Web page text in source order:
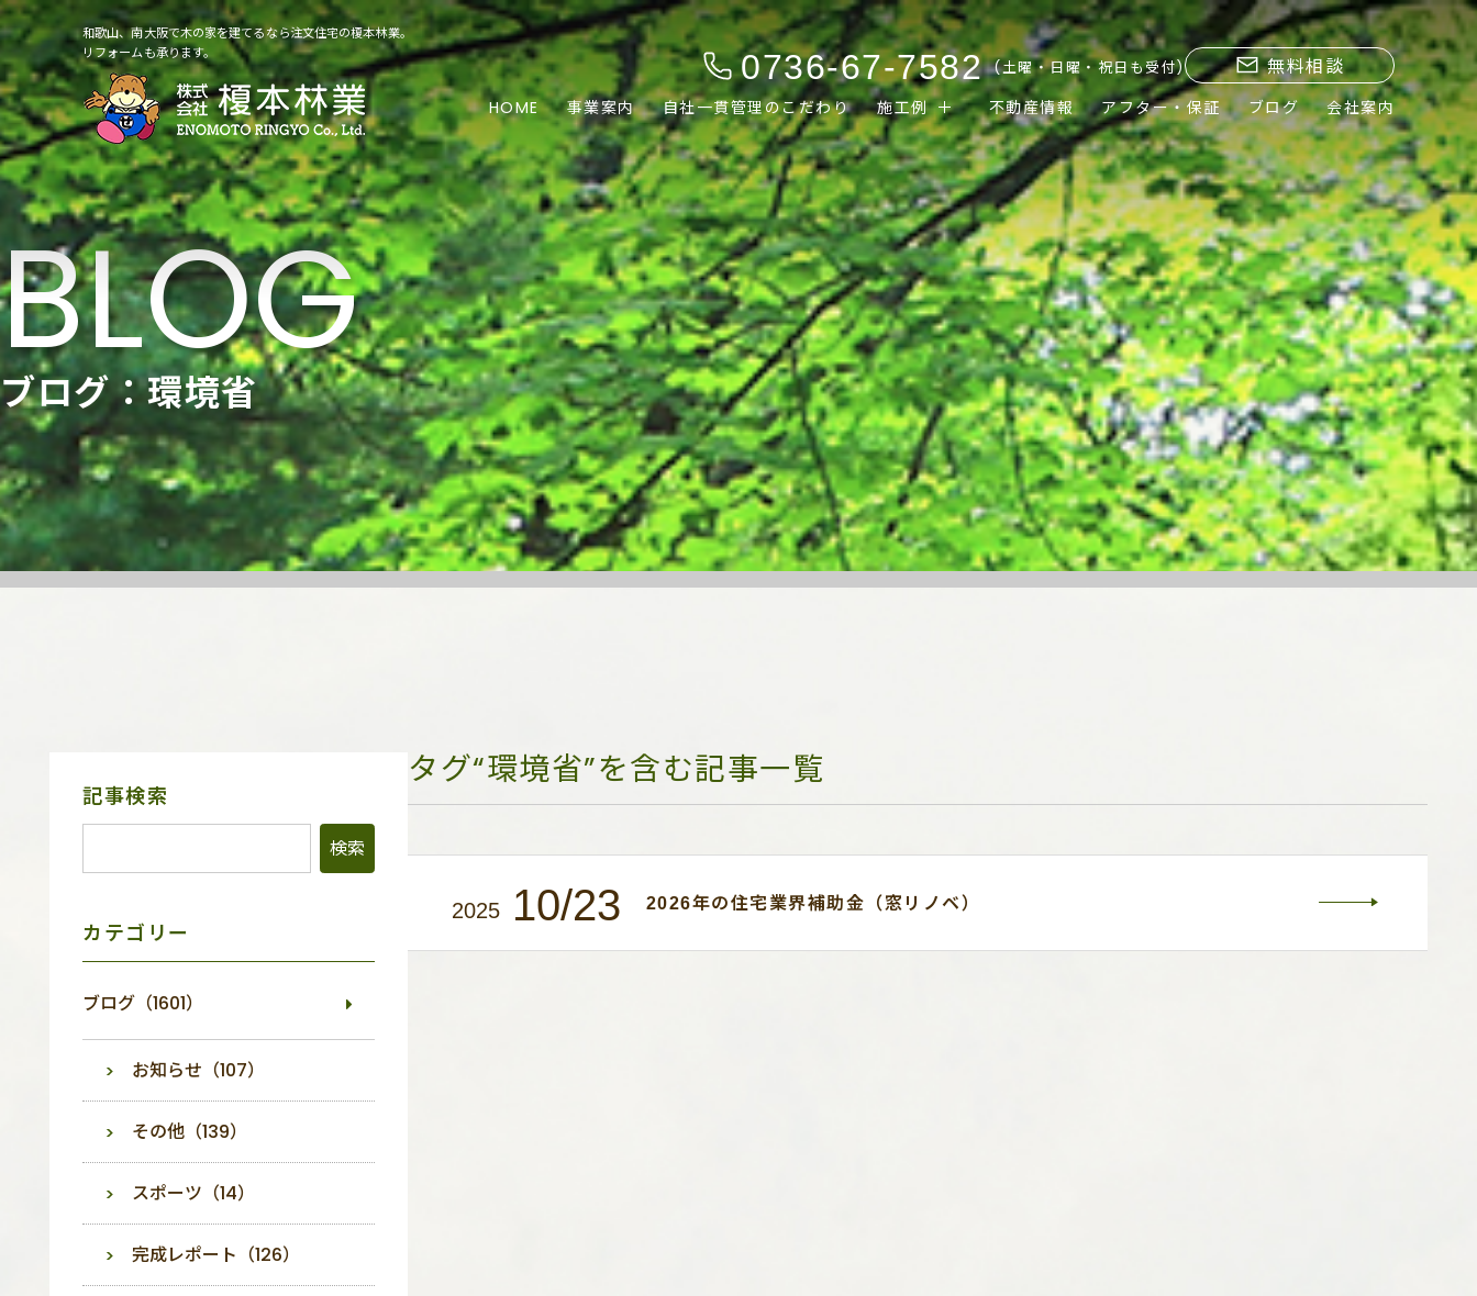
和歌山、南大阪で木の家を建てるなら注文住宅の榎本林業。
リフォームも承ります。
0736-67-7582 (土曜・日曜・祝日も受付) 無料相談
HOME 事業案内 自社一貫管理のこだわり 施工例 不動産情報 アフター・保証 ブログ 会社案内
ブログ：環境省
タグ“環境省”を含む記事一覧
2025 10/23 2026年の住宅業界補助金（窓リノベ）
サ
ニ
記事検索
カテゴリー
ブログ（1601）
お知らせ（107）
その他（139）
スポーツ（14）
完成レポート（126）